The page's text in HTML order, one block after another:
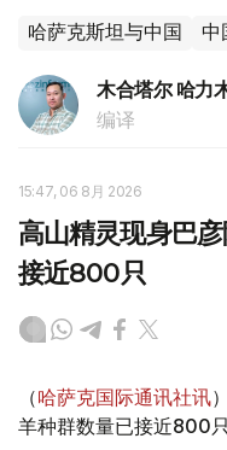
哈萨克斯坦与中国 中
木合塔尔 哈力
编译
15:47, 06 8月 2026
高山精灵现身巴
接近800只
（哈萨克国际通讯社讯
羊种群数量已接近800只